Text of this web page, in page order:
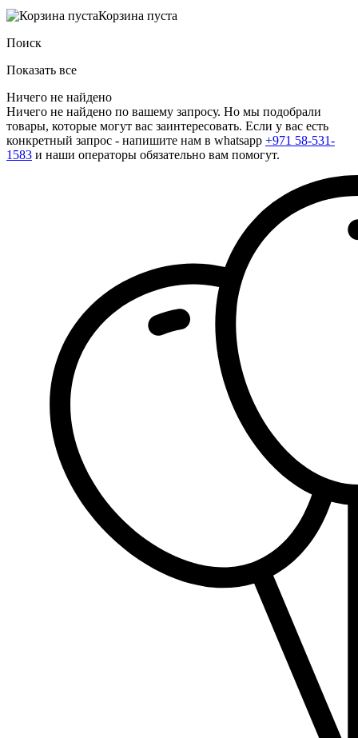
Корзина пуста
Поиск
Показать все
Ничего не найдено
Ничего не найдено по вашему запросу. Но мы подобрали
товары, которые могут вас заинтересовать. Если у вас есть
конкретный запрос - напишите нам в whatsapp +971 58-531-
1583 и наши операторы обязательно вам помогут.